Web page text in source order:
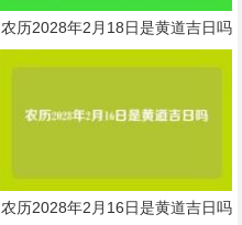
农历2028年2月18日是黄道吉日吗
农历2028年2月16日是黄道吉日吗